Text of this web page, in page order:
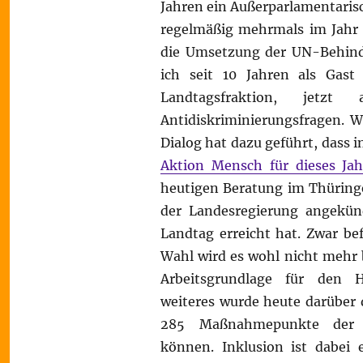
Jahren ein
regelmäßig mehrmals im
die Umsetzung der UN-
ich seit 10 Jahren als Gast
Landtagsfraktion, jetzt
Antidiskriminierungsfragen.
Dialog hat dazu geführt, dass
Aktion Mensch für dieses
heutigen Beratung im
der Landesregierung
Landtag erreicht hat. Zwar
Wahl wird es wohl nicht mehr
Arbeitsgrundlage für den
weiteres wurde heute
285 Maßnahmepunkte der
können. Inklusion ist dabei